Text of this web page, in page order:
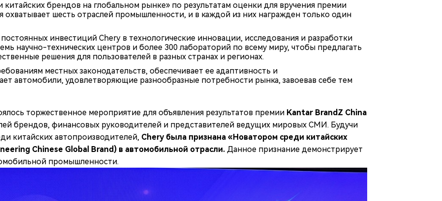
брендов на глобальном рынке» по результатам оценки для вручения премии
охватывает шесть отраслей промышленности, и в каждой из них награжден только один
постоянных инвестиций Chery в технологические инновации, исследования и разработки
научно-технических центров и более 300 лабораторий по всему миру, чтобы предлагать
решения для пользователей в разных странах и регионах.
местных законодательств, обеспечивает ее адаптивность и
автомобили, удовлетворяющие разнообразные потребности рынка, завоевав себе тем
торжественное мероприятие для объявления результатов премии Kantar BrandZ China
брендов, финансовых руководителей и представителей ведущих мировых СМИ. Будучи
китайских автопроизводителей, Chery была признана «Новатором среди китайских
Chinese Global Brand) в автомобильной отрасли. Данное признание демонстрирует
промышленности.